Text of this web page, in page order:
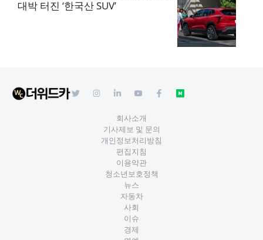
대박 터진 ‘한국산 SUV’
회사소개
기사제보 및 문의
개인정보처리방침
편집지침
이용약관
청소년보호정책
뉴스
자동차
사회
이슈
경제